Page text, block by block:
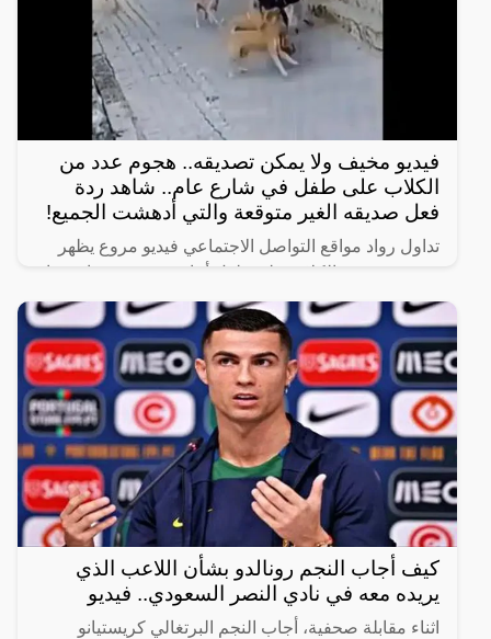
فيديو مخيف ولا يمكن تصديقه.. هجوم عدد من
الكلاب على طفل في شارع عام.. شاهد ردة
فعل صديقه الغير متوقعة والتي أدهشت الجميع!
تداول رواد مواقع التواصل الاجتماعي فيديو مروع يظهر
هجوم عدد من الكلاب على طفل أثناء سيره في شارع عام
برفقة صديقه.
كيف أجاب النجم رونالدو بشأن اللاعب الذي
يريده معه في نادي النصر السعودي.. فيديو
اثناء مقابلة صحفية، أجاب النجم البرتغالي كريستيانو